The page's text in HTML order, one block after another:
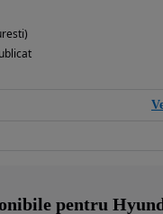
pentru